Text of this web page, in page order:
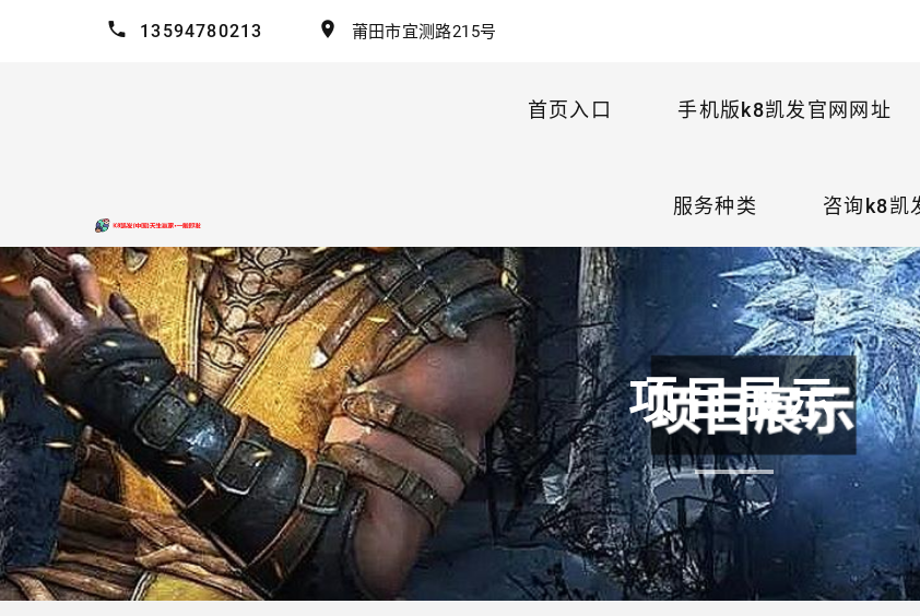
13594780213 莆田市宜测路215号
首页入口 手机版k8凯发官网网址
服务种类 咨询k8凯
项目展示